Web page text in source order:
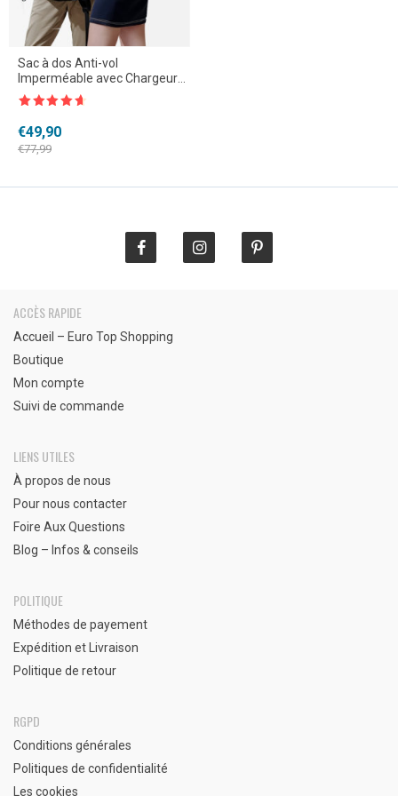
Sac à dos Anti-vol
Imperméable avec Chargeur
USB
€77,99
Le
prix
€49,90
Le
prix
ACCÈS RAPIDE
Accueil – Euro Top Shopping
Boutique
Mon compte
Suivi de commande
LIENS UTILES
À propos de nous
Pour nous contacter
Foire Aux Questions
Blog – Infos & conseils
POLITIQUE
Méthodes de payement
Expédition et Livraison
Politique de retour
RGPD
Conditions générales
Politiques de confidentialité
Les cookies